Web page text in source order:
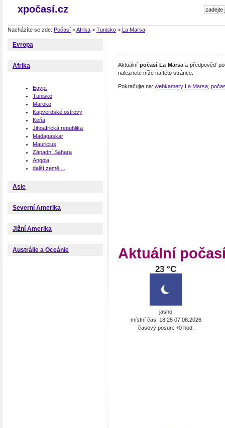
xpočasí.cz
Nacházíte se zde: Počasí >Afrika > Tunisko > La Marsa
Evropa
Afrika
Egypt
Tunisko
Maroko
Kapverdské ostrovy
Keňa
Jihoafrická republika
Madagaskar
Mauricius
Západní Sahara
Angola
další země ...
Asie
Severní Amerika
Jižní Amerika
Austrálie a Oceánie
Aktuální počasí La Marsaa předpověď
naleznete níže na této stránce.
Pokračujte na: webkamery La Marsa
Aktuální
23 °C
jasno
místní čas: 18:25 07.08.2026
časový posun: +0 hod.